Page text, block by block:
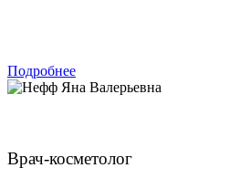
Подробнее
Врач-косметолог